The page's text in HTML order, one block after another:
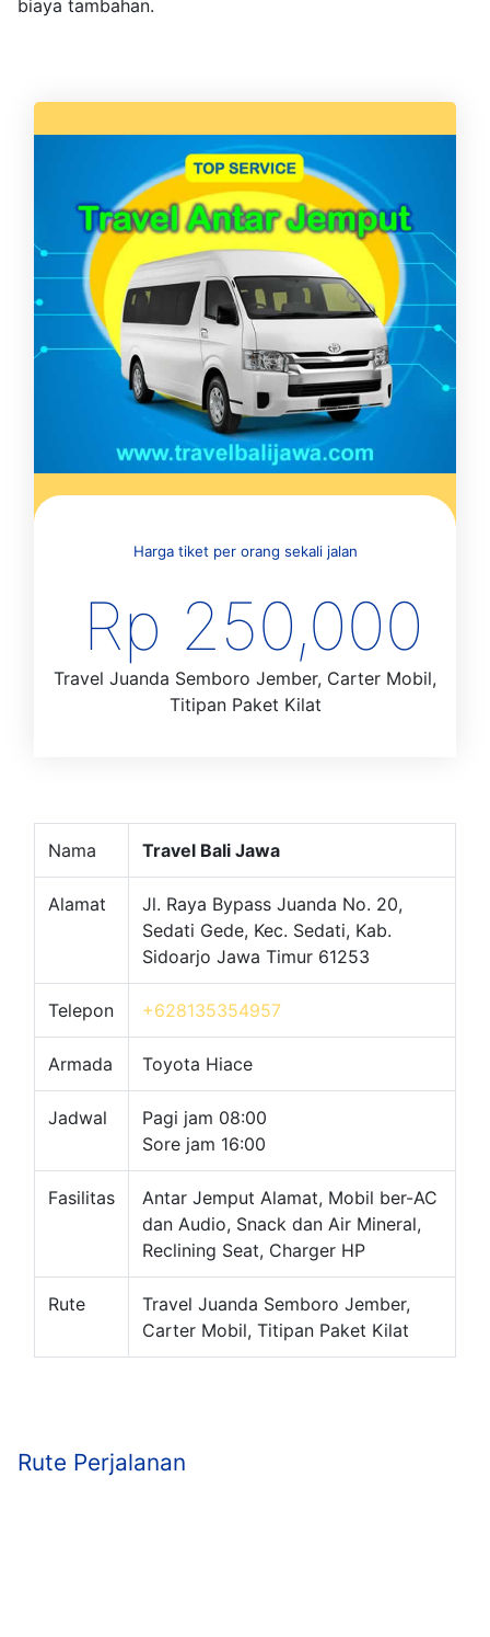
biaya tambahan.
Harga tiket per orang sekali jalan
Rp 250,000
Travel Juanda Semboro Jember, Carter Mobil,
Titipan Paket Kilat
Nama Travel Bali Jawa
Alamat
Jl. Raya Bypass Juanda No. 20,
Sedati Gede, Kec. Sedati, Kab.
Sidoarjo Jawa Timur 61253
Telepon +628135354957
Armada Toyota Hiace
Jadwal
Pagi jam 08:00
Sore jam 16:00
Fasilitas
Antar Jemput Alamat, Mobil ber-AC
dan Audio, Snack dan Air Mineral,
Reclining Seat, Charger HP
Rute
Travel Juanda Semboro Jember,
Carter Mobil, Titipan Paket Kilat
Rute Perjalanan